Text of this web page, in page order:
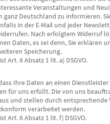
Veranstaltungen und
ganz Deutschland zu informieren.
in der E-Mail und jeder
Nach erfolgtem Widerruf
Daten, es sei denn, Sie erklären
Speicherung.
Art. 6 Absatz 1 lit. a) DSGVO.
Ihre Daten an einen Dienstleister
für uns erfüllt. Die von uns
und stellen durch entsprechende
verarbeitet werden.
Art. 6 Absatz 1 lit. f) DSGVO.